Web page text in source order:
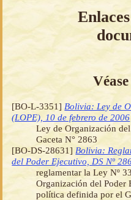
[BO-L-3351] Bolivia: Ley de
(LOPE), 10 de febrero de 2006
Ley de Organización
Gaceta N° 2863
[BO-DS-28631] Bolivia:
del Poder Ejecutivo, DS Nº
reglamentar la Ley Nº
Organización del Poder
política definida por el